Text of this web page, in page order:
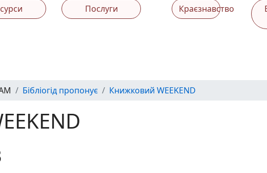
Послуги Краєзнавство
Бібліогід пропонує Книжковий WEEKEND